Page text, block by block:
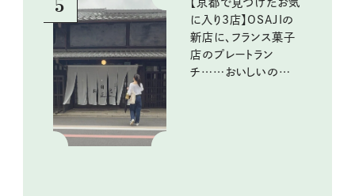
5
に入り3店】OSAJIの
新店に、フランス菓子
店のプレートラン
チ……おいしいのんび